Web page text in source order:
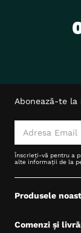
Abonează-te
Înscrieți-vă pentru a
alte informații de la
Produsele
Comenzi și